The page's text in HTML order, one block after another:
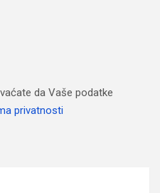
da Vaše podatke
privatnosti